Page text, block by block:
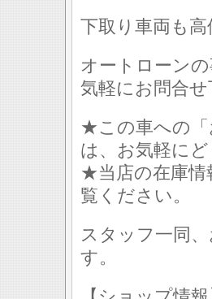
下取り車両も高
オートローン
気軽にお問合
★この車への「
は、お気軽に
★当店の在庫情
覧ください。
スタッフ一同
す。